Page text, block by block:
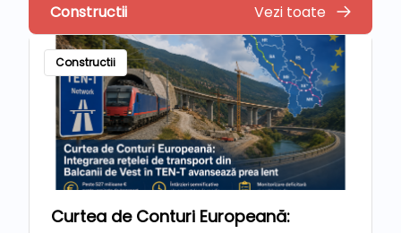
Constructii Vezi toate
Constructii
Curtea de Conturi Europeană: